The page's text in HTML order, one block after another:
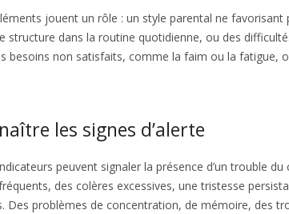
jouent un rôle : un style parental ne
structure dans la routine quotidienne, ou des
besoins non satisfaits, comme la faim ou la fatigue,
les signes d’alerte
peuvent signaler la présence d’un trouble
des colères excessives, une tristesse
Des problèmes de concentration, de mémoire, des